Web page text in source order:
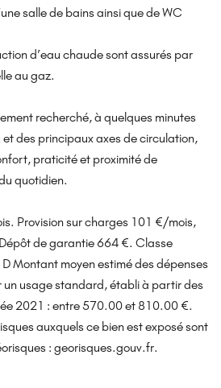
salle de bains ainsi que de WC
d’eau chaude sont assurés par
au gaz.
recherché, à quelques minutes
des principaux axes de circulation,
praticité et proximité de
quotidien.
Provision sur charges 101 €/mois,
de garantie 664 €. Classe
Montant moyen estimé des dépenses
un usage standard, établi à partir des
2021 : entre 570.00 et 810.00 €.
auxquels ce bien est exposé sont
: georisques.gouv.fr.